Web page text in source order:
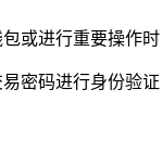
或进行重要操作
密码进行身份验证